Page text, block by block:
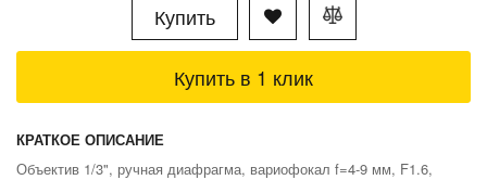
Купить
Купить в 1 клик
КРАТКОЕ ОПИСАНИЕ
Объектив 1/3", ручная диафрагма, вариофокал f=4-9 мм, F1.6,